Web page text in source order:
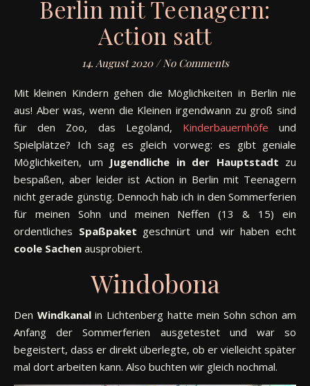
Berlin mit Teenagern:
Action satt
14. August 2020 / No Comments
Mit kleinen Kindern gehen die Möglichkeiten in Berlin nie
aus! Aber was, wenn die Kleinen irgendwann zu groß sind
für den Zoo, das Legoland, Kinderbauernhöfe und
Spielplätze? Ich sag es gleich vorweg: es gibt geniale
Möglichkeiten, um Jugendliche in der Hauptstadt zu
bespaßen, aber leider ist Action in Berlin mit Teenagern
nicht gerade günstig. Dennoch hab ich in den Sommerferien
für meinen Sohn und meinen Neffen (13 & 15) ein
ordentliches Spaßpaket geschnürt und wir haben echt
coole Sachen ausprobiert.
Windobona
Den Windkanalin Lichtenberg hatte mein Sohn schon am
Anfang der Sommerferien ausgetestet und war so
begeistert, dass er direkt überlegte, ob er vielleicht später
mal dort arbeiten kann. Also buchten wir gleich nochmal.